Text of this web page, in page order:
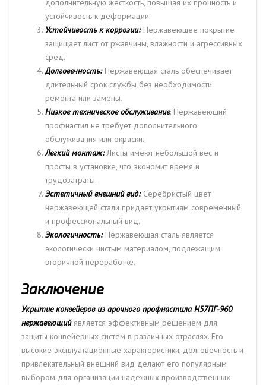
дополнительную жесткость, повышая их прочность и
устойчивость к деформации.
Устойчивость к коррозии: Нержавеющее покрытие
защищает лист от ржавчины, влажности и агрессивных
сред.
Долговечность: Нержавеющая сталь обеспечивает
длительный срок службы без необходимости
ремонта или замены.
Низкое техническое обслуживание: Нержавеющий
профнастил не требует дополнительного
обслуживания или окраски.
Легкий монтаж:Листы имеют небольшой вес и
просты в установке, что экономит время и
трудозатраты.
Эстетичный внешний вид: Серебристый цвет
нержавеющей стали придает укрытиям современный
и профессиональный вид.
Экологичность:Нержавеющая сталь является
экологически чистым материалом, подлежащим
вторичной переработке.
Заключение
Укрытие конвейеров из арочного профнастила Н57ПГ-960
нержавеющийявляется эффективным решением для
защиты конвейерных систем в различных отраслях. Его
высокие эксплуатационные характеристики, долговечность и
привлекательный внешний вид делают его популярным
выбором для организации надежных производственных